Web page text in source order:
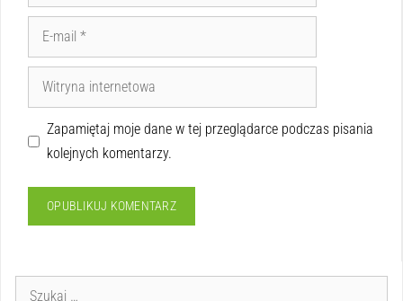
Zapamiętaj moje dane w tej przeglądarce podczas pisania
kolejnych komentarzy.